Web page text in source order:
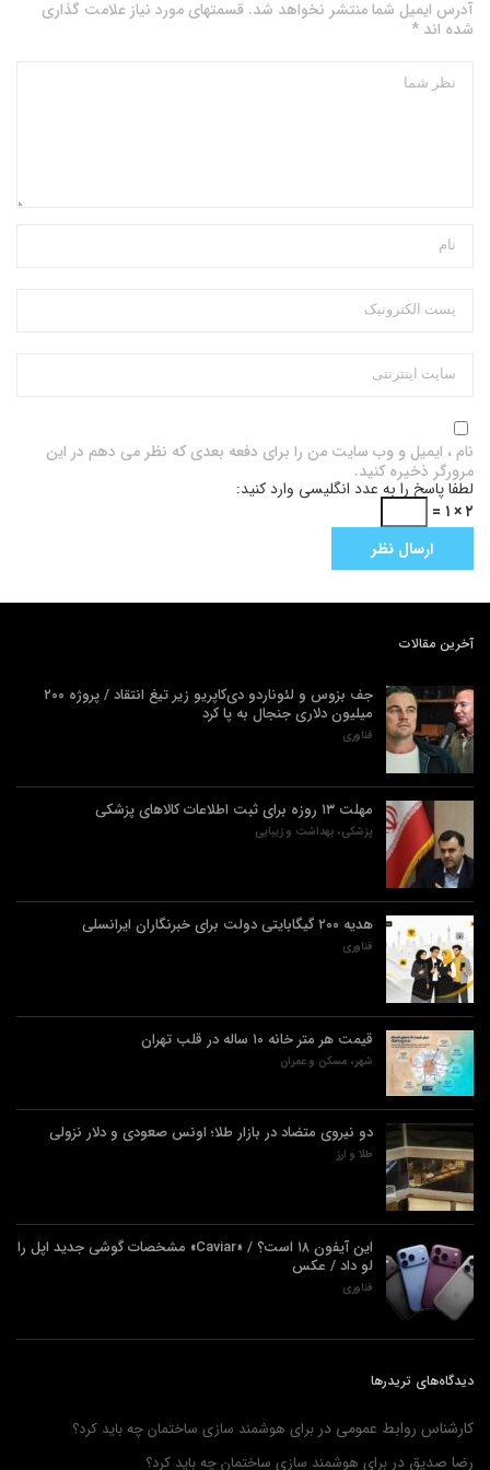
آدرس ایمیل شما منتشر نخواهد شد. قسمتهای مورد نیاز علامت گذاری
شده اند *
نام ، ایمیل و وب سایت من را برای دفعه بعدی که نظر می دهم در این
مرورگر ذخیره کنید.
لطفا پاسخ را به عدد انگلیسی وارد کنید:
۲ × ۱ =
آخرین مقالات
جف بزوس و لئوناردو دی‌کاپریو زیر تیغ انتقاد / پروژه ۲۰۰
میلیون دلاری جنجال به پا کرد
فناوری
مهلت ۱۳ روزه برای ثبت اطلاعات کالاهای پزشکی
پزشکی، بهداشت و زیبایی
هدیه ۲۰۰ گیگابایتی دولت برای خبرنگاران ایرانسلی
فناوری
قیمت هر متر خانه ۱۰ ساله در قلب تهران
شهر، مسکن و عمران
دو نیروی متضاد در بازار طلا؛ اونس صعودی و دلار نزولی
طلا و ارز
این آیفون ۱۸ است؟ / «Caviar» مشخصات گوشی جدید اپل را
لو داد / عکس
فناوری
دیدگاه‌های تریدرها
کارشناس روابط عمومی در برای هوشمند سازی ساختمان چه باید کرد؟
رضا صدیق در برای هوشمند سازی ساختمان چه باید کرد؟